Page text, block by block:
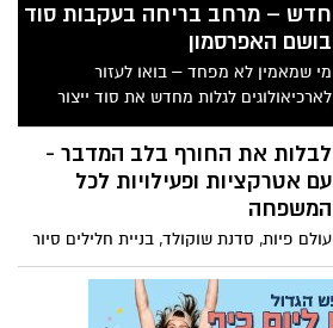
חדש – מרחב בריחה בעקבות סוד
בושם האפרסמון
מי שמאמין לא מפחד – בואו לעזור
לארכיאולוגים לגלות מחדש את סוד ייצור
הבושם המופלא בגן לאומי עתיקות עין גדי.
יחד תפתרו חידות ותגברו על מכשולים וכמובן
גם על הקללה הנוראית בדרך לייצור בקבוקון
בושם אישי משלכם.
לבלות את החורף בלב המדבר -
עם אטרקציות ופעילויות לכל
המשפחה
עולם פיות, סדנת שוקולד, בניית חלילים סיור
בחוות נוי ביקור אנטילופות ועוד הם רק חלק
ממה שתמצאו בשלל האטרקציות בערבה
תיכונה בלב המדבר .ריכזנו לכם את המדריך